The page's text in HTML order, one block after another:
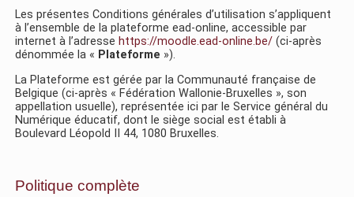
Les présentes Conditions générales d’utilisation s’appliquent
à l’ensemble de la plateforme ead-online, accessible par
internet à l’adresse https://moodle.ead-online.be/ (ci-après
dénommée la « Plateforme »).
La Plateforme est gérée par la Communauté française de
Belgique (ci-après « Fédération Wallonie-Bruxelles », son
appellation usuelle), représentée ici par le Service général du
Numérique éducatif, dont le siège social est établi à
Boulevard Léopold II 44, 1080 Bruxelles.
Politique complète